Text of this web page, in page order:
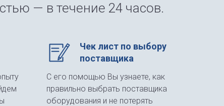
— в течение 24 часов.
Чек лист по выбору
поставщика
С его помощью Вы узнаете, как
правильно выбрать поставщика
оборудования и не потерять